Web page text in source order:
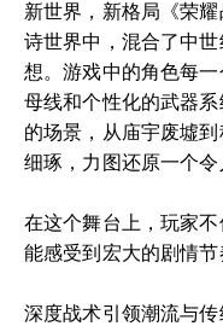
新世界，新格局《荣
诗世界中，混合了中
想。游戏中的角色每
母线和个性化的武器
的场景，从庙宇废墟
细琢，力图还原一个令
在这个舞台上，玩家
能感受到宏大的剧情节
深度战术引领潮流与